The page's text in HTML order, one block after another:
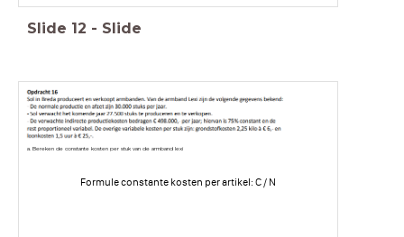
Slide 12 - Slide
Formule constante kosten per artikel: C / N
a. Bereken de constante kosten per stuk van de armband lexi